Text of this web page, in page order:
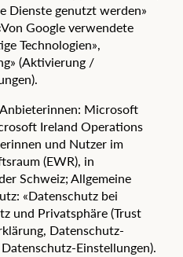
Dienste genutzt werden»
Google verwendete
Technologien»,
(Aktivierung /
.
Anbieterinnen: Microsoft
Ireland Operations
und Nutzer im
(EWR), in
Schweiz; Allgemeine
«Datenschutz bei
und Privatsphäre (Trust
, Datenschutz-
Einstellungen).